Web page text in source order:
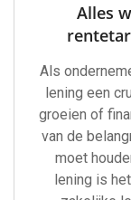
Alles
Als
lening een
groeien of
van de
moet
lening is